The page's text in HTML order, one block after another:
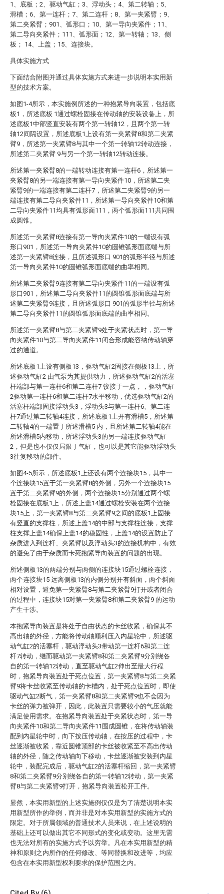
1、底板；2、驱动气缸；3、浮动头；4、第二转轴；5、
滑槽；6、第一连杆；7、第二连杆；8、第一夹紧臂；9、
第二夹紧臂；901、弧形口；10、第一导向夹紧件；11、
第二导向夹紧件；111、弧形面；12、第一转轴；13、侧
板； 14、上盖；15、连接块。
具体实施方式
下面结合附图并通过具体实施方式来进一步说明本实用新
型的技术方案。
如图1-4所示，本实施例所述的一种抱紧导向装置，包括底
板1，所述底板 1通过螺栓固接在传动轴的安装设备上，所
述底板1中部竖直安装有两个第一转轴12，且两个第一转
轴12间隔设置，所述底板1上设有第一夹紧臂8和第二夹紧
臂9，所述第一夹紧臂8与其中一个第一转轴12转动连接，
所述第二夹紧臂 9与另一个第一转轴12转动连接。
所述第一夹紧臂8的一端转动连接有第一连杆6，所述第一
夹紧臂8的另一端连接有第一导向夹紧件10，所述第二夹
紧臂9的一端连接有第二连杆7，所述第二夹紧臂9的另一
端连接有第二导向夹紧件11，所述第一导向夹紧件10和第
二导向夹紧件11均具有弧形面111，两个弧形面111共同围
成圆锥。
所述第一夹紧臂8连接有第一导向夹紧件10的一端设有弧
形口901，所述第一导向夹紧件10的圆锥弧形面底端与所
述第一夹紧臂8连接，且所述弧形口 901的弧形半径与所述
第一导向夹紧件10的圆锥弧形面底端的曲率相同。
所述第二夹紧臂9连接有第二导向夹紧件11的一端设有弧
形口901，所述第二导向夹紧件11的圆锥弧形面底端与所
述第二夹紧臂9连接，且所述弧形口 901的弧形半径与所述
第二导向夹紧件11的圆锥弧形面底端的曲率相同。
所述第一夹紧臂8与第二夹紧臂9处于夹紧状态时，第一导
向夹紧件10与第二导向夹紧件11闭合形成能容纳传动轴穿
过的通道。
所述底板1上设有侧板13，驱动气缸2固接在侧板13上，所
述驱动气缸2 由气泵为其提供动力，所述驱动气缸2的活塞
杆端部与第一连杆6和第二连杆7 铰接于一点，，驱动气缸
2驱动第一连杆6和第二连杆7水平移动，优选驱动气缸2的
活塞杆端部固接浮动头3，浮动头3与第一连杆6、第二连
杆7通过第二转轴4连接，所述底板1上开有滑槽5，所述第
二转轴4的一端置于所述滑槽5 内，且所述第二转轴4能在
所述滑槽5内移动，所述浮动头3的另一端连接驱动气缸
2，但是也不仅仅局限于气缸，也可以是其它能驱动浮动头
3往复移动的部件。
如图4-5所示，所述底板1上还设有两个连接块15，其中一
个连接块15置于第一夹紧臂8的外侧，另外一个连接块15
置于第二夹紧臂9的外侧，两个连接块15分别通过两个螺
栓固接在底板1上，所述上盖14通过螺栓安装在两个连接
块15上，第一夹紧臂8与第二夹紧臂9之间的底板1上固接
有竖直的支撑柱，所述上盖14的中部与支撑柱连接，支撑
柱支撑上盖14确保上盖14的稳固性，上盖14的设置防止了
杂质进入到连杆、夹紧臂以及浮动头3的连接机构中，有效
的避免了由于杂质而卡死抱紧导向装置的问题的出现。
所述侧板13的两端分别与两侧的连接块15通过螺栓连接，
两个连接块15 远离侧板13的内侧分别开有斜面，两个斜面
相对设置，避免第一夹紧臂8与第二夹紧臂9打开或者闭合
的过程中，连接块15对第一夹紧臂8和第二夹紧臂9 的运动
产生干涉。
本抱紧导向装置是将处于自由状态的卡丝收紧，确保其不
高出轴的外径，方能将传动轴顺利压入内星轮中，所述驱
动气缸2的活塞杆，驱动浮动头3带动第一连杆6和第二连
杆7转动，继而驱动第一夹紧臂8和第二夹紧臂9分别绕各
自的第一转轴12转动，直至驱动气缸2伸出至最大行程
时，抱紧导向装置处于死点位置，第一夹紧臂8与第二夹紧
臂9将卡丝收紧至传动轴的卡槽内，处于死点位置时，即使
驱动气缸2断气，第一夹紧臂8和第二夹紧臂9也不会因为
卡丝的弹力被弹开，因此，此装置只需要较小的气压就能
满足使用需求。在抱紧导向装置处于夹紧状态时，第一导
向夹紧件10和第二导向夹紧件11围成圆锥，在将传动轴装
配到内星轮中时，向下按压传动轴，在按压的过程中，卡
丝逐渐被收紧，靠近圆锥顶部的卡丝被收紧至不高出传动
轴的外径，随之传动轴向下移动，卡丝逐渐被安装到内星
轮中，装配完成后，驱动气缸2的活塞杆缩回，第一夹紧臂
8和第二夹紧臂9分别绕各自的第一转轴12转动，第一夹紧
臂8与第二夹紧臂9打开，抱紧导向装置松开工件。
显然，本实用新型的上述实施例仅仅是为了清楚说明本实
用新型所作的举例，而并非是对本实用新型的实施方式的
限定。对于所属领域的普通技术人员来说，在上述说明的
基础上还可以做出其它不同形式的变化或变动。这里无需
也无法对所有的实施方式予以穷举。凡在本实用新型的精
神和原则之内所作的任何修改、等同替换和改进等，均应
包含在本实用新型权利要求的保护范围之内。